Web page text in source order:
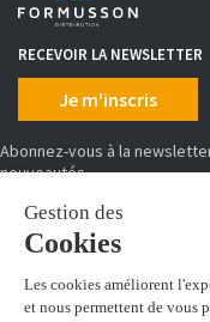
RECEVOIR LA NEWSLETTER
Je m'inscris
Abonnez-vous à la
nouveautés
MOYENS DE PAIEMENT
SIXTAN distribue,
de prêt à poser de cuisine,